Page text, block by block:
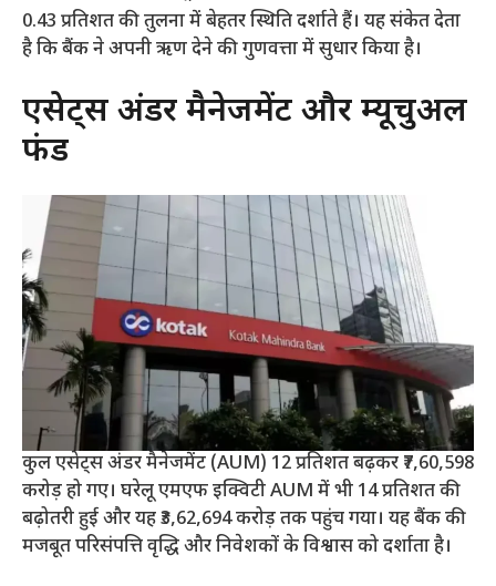
0.43 प्रतिशत की तुलना में बेहतर स्थिति दर्शाते हैं। यह संकेत देता
है कि बैंक ने अपनी ऋण देने की गुणवत्ता में सुधार किया है।
एसेट्स अंडर मैनेजमेंट और म्यूचुअल
फंड
कुल एसेट्स अंडर मैनेजमेंट (AUM) 12 प्रतिशत बढ़कर ₹7,60,598
करोड़ हो गए। घरेलू एमएफ इक्विटी AUM में भी 14 प्रतिशत की
बढ़ोतरी हुई और यह ₹3,62,694 करोड़ तक पहुंच गया। यह बैंक की
मजबूत परिसंपत्ति वृद्धि और निवेशकों के विश्वास को दर्शाता है।